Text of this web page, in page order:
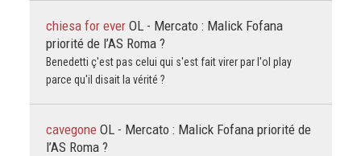
chiesa for ever OL - Mercato : Malick Fofana
priorité de l’AS Roma ?
Benedetti ç'est pas celui qui s'est fait virer par l'ol play
parce qu'il disait la vérité ?
cavegone OL - Mercato : Malick Fofana priorité de
l’AS Roma ?